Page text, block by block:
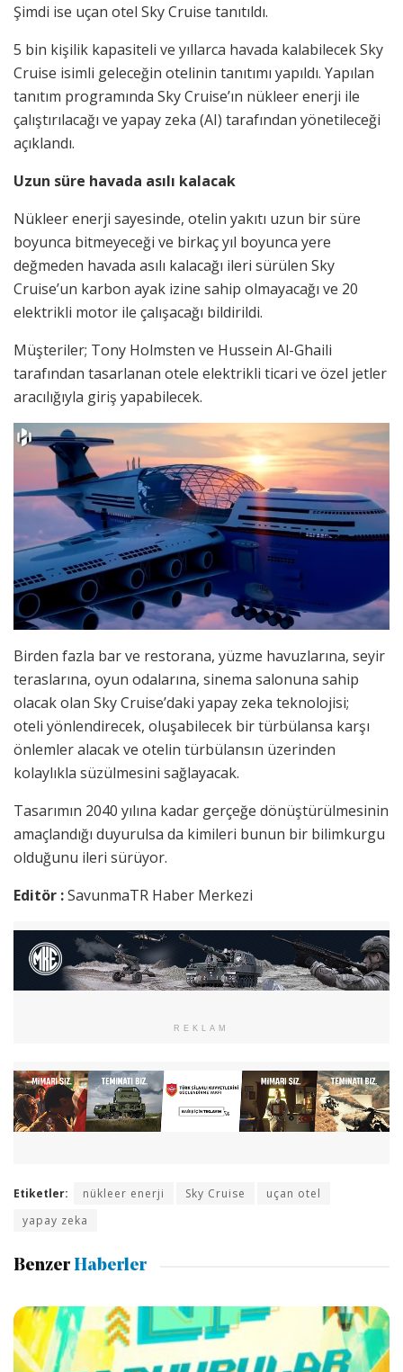
Şimdi ise uçan otel Sky Cruise tanıtıldı.
5 bin kişilik kapasiteli ve yıllarca havada kalabilecek Sky
Cruise isimli geleceğin otelinin tanıtımı yapıldı. Yapılan
tanıtım programında Sky Cruise’ın nükleer enerji ile
çalıştırılacağı ve yapay zeka (AI) tarafından yönetileceği
açıklandı.
Uzun süre havada asılı kalacak
Nükleer enerji sayesinde, otelin yakıtı uzun bir süre
boyunca bitmeyeceği ve birkaç yıl boyunca yere
değmeden havada asılı kalacağı ileri sürülen Sky
Cruise’un karbon ayak izine sahip olmayacağı ve 20
elektrikli motor ile çalışacağı bildirildi.
Müşteriler; Tony Holmsten ve Hussein Al-Ghaili
tarafından tasarlanan otele elektrikli ticari ve özel jetler
aracılığıyla giriş yapabilecek.
Birden fazla bar ve restorana, yüzme havuzlarına, seyir
teraslarına, oyun odalarına, sinema salonuna sahip
olacak olan Sky Cruise’daki yapay zeka teknolojisi;
oteli yönlendirecek, oluşabilecek bir türbülansa karşı
önlemler alacak ve otelin türbülansın üzerinden
kolaylıkla süzülmesini sağlayacak.
Tasarımın 2040 yılına kadar gerçeğe dönüştürülmesinin
amaçlandığı duyurulsa da kimileri bunun bir bilimkurgu
olduğunu ileri sürüyor.
Editör :SavunmaTR Haber Merkezi
REKLAM
Etiketler: nükleer enerji Sky Cruise
uçan otel
yapay zeka
Benzer Haberler